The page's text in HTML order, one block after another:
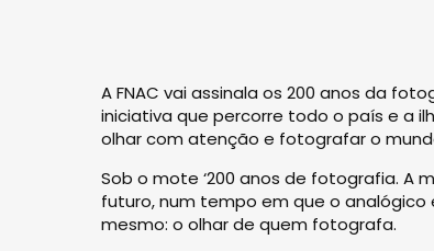
A FNAC vai assinala os 200 anos da
iniciativa que percorre todo o país e a
olhar com atenção e fotografar o
Sob o mote ‘200 anos de fotografia. A
futuro, num tempo em que o
mesmo: o olhar de quem fotografa.